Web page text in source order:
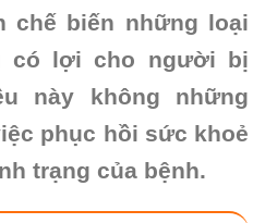
chế biến những loại
có lợi cho người bị
này không những
phục hồi sức khoẻ
trạng của bệnh.